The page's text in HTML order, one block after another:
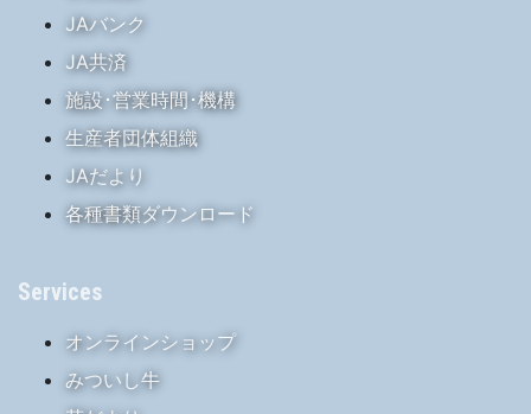
JAバンク
JA共済
施設･営業時間･機構
生産者団体組織
JAだより
各種書類ダウンロード
Services
オンラインショップ
みついし牛